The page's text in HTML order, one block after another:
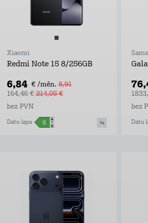
Xiaomi
Redmi Note 15 8/256GB
6,84 € /mēn. 8,91
164,46 €214,05 €
bez PVN
Datu lapa
bez
Datu